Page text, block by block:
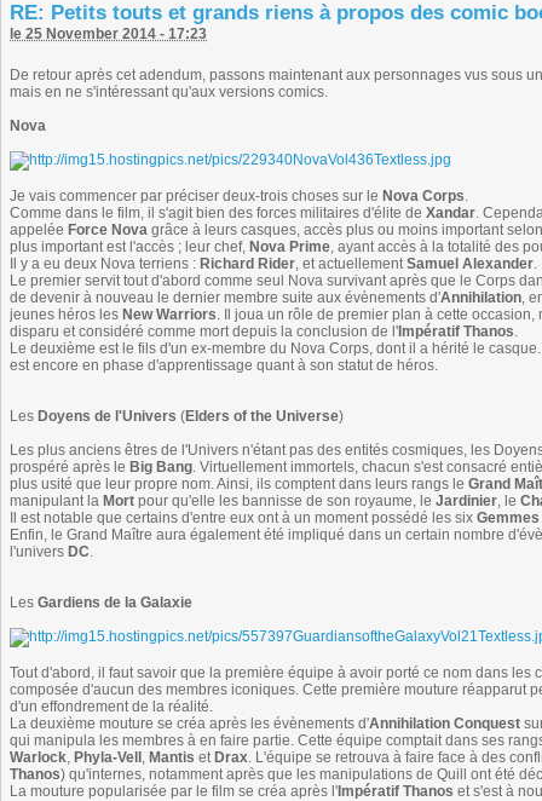
RE: Petits touts et grands riens à propos des comic
le 25 November 2014 - 17:23
De retour après cet adendum, passons maintenant aux personnages vus sous
mais en ne s'intéressant qu'aux versions comics.
Nova
Je vais commencer par préciser deux-trois choses sur le Nova Corps.
Comme dans le film, il s'agit bien des forces militaires d'élite de Xandar.
appelée Force Nova grâce à leurs casques, accès plus ou moins important
plus important est l'accès ; leur chef, Nova Prime, ayant accès à la totalité des
Il y a eu deux Nova terriens : Richard Rider, et actuellementSamuel Alexander.
Le premier servit tout d'abord comme seul Nova survivant après que le Corps
de devenir à nouveau le dernier membre suite aux évènements d'Annihilation,
jeunes héros les New Warriors. Il joua un rôle de premier plan à cette
disparu et considéré comme mort depuis la conclusion de l' Impératif Thanos.
Le deuxième est le fils d'un ex-membre du Nova Corps, dont il a hérité le
est encore en phase d'apprentissage quant à son statut de héros.
Les Doyens de l'Univers (Elders of the Universe)
Les plus anciens êtres de l'Univers n'étant pas des entités cosmiques, les
prospéré après le Big Bang. Virtuellement immortels, chacun s'est consacré
plus usité que leur propre nom. Ainsi, ils comptent dans leurs rangs le Grand
manipulant la Mort pour qu'elle les bannisse de son royaume, le Jardinier, le
Il est notable que certains d'entre eux ont à un moment possédé les six
Enfin, le Grand Maître aura également été impliqué dans un certain nombre
l'univers DC.
Les Gardiens de la Galaxie
Tout d'abord, il faut savoir que la première équipe à avoir porté ce nom dans les
composée d'aucun des membres iconiques. Cette première mouture réapparut
d'un effondrement de la réalité.
La deuxième mouture se créa après les évènements d'Annihilation Conquest
qui manipula les membres à en faire partie. Cette équipe comptait dans ses
Warlock, Phyla-Vell , Mantis et Drax. L'équipe se retrouva à faire face à des
Thanos) qu'internes, notamment après que les manipulations de Quill ont été
La mouture popularisée par le film se créa après l' Impératif Thanos et s'est à